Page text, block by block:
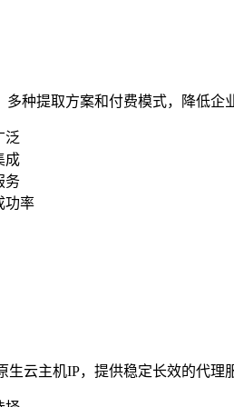
多种提取方案和付费模式，降低企
泛
成
务
功率
生云主机IP，提供稳定长效的代理